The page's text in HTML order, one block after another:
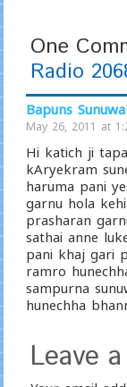
One
Radio
Bapuns
May 26, 2011 at
Hi katich ji
kAryekram
haruma pani
garnu hola
prasharan
sathai anne
pani khaj gari
ramro
sampurna
hunechha
Leave